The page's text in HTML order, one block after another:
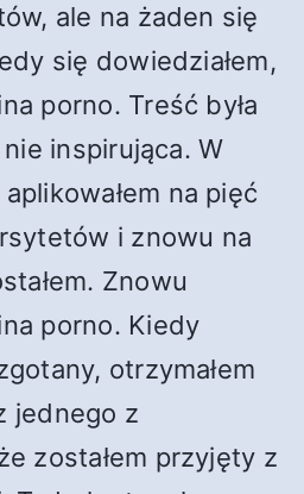
ale na żaden się
się dowiedziałem,
porno. Treść była
inspirująca. W
na pięć
i znowu na
Znowu
porno. Kiedy
otrzymałem
jednego z
zostałem przyjęty z